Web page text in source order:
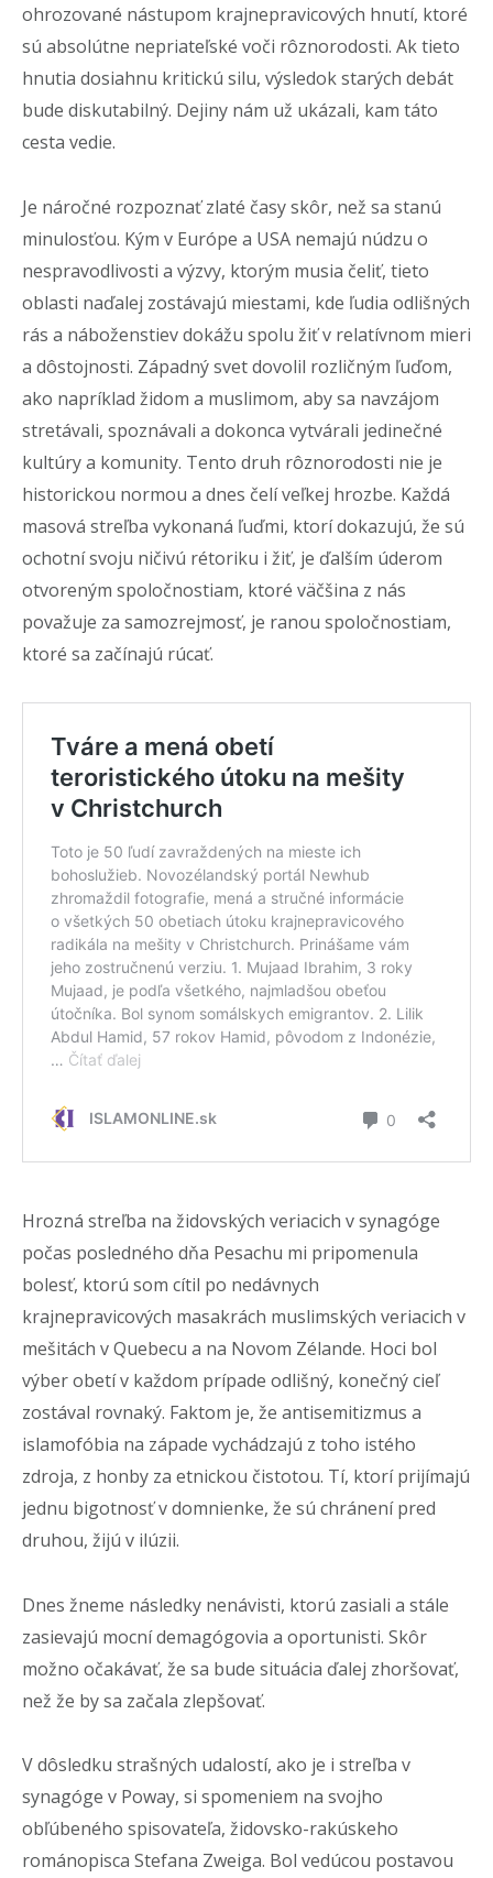
ohrozované nástupom krajnepravicových hnutí, ktoré
sú absolútne nepriateľské voči rôznorodosti. Ak tieto
hnutia dosiahnu kritickú silu, výsledok starých debát
bude diskutabilný. Dejiny nám už ukázali, kam táto
cesta vedie.
Je náročné rozpoznať zlaté časy skôr, než sa stanú
minulosťou. Kým v Európe a USA nemajú núdzu o
nespravodlivosti a výzvy, ktorým musia čeliť, tieto
oblasti naďalej zostávajú miestami, kde ľudia odlišných
rás a náboženstiev dokážu spolu žiť v relatívnom mieri
a dôstojnosti. Západný svet dovolil rozličným ľuďom,
ako napríklad židom a muslimom, aby sa navzájom
stretávali, spoznávali a dokonca vytvárali jedinečné
kultúry a komunity. Tento druh rôznorodosti nie je
historickou normou a dnes čelí veľkej hrozbe. Každá
masová streľba vykonaná ľuďmi, ktorí dokazujú, že sú
ochotní svoju ničivú rétoriku i žiť, je ďalším úderom
otvoreným spoločnostiam, ktoré väčšina z nás
považuje za samozrejmosť, je ranou spoločnostiam,
ktoré sa začínajú rúcať.
Hrozná streľba na židovských veriacich v synagóge
počas posledného dňa Pesachu mi pripomenula
bolesť, ktorú som cítil po nedávnych
krajnepravicových masakrách muslimských veriacich v
mešitách v Quebecu a na Novom Zélande. Hoci bol
výber obetí v každom prípade odlišný, konečný cieľ
zostával rovnaký. Faktom je, že antisemitizmus a
islamofóbia na západe vychádzajú z toho istého
zdroja, z honby za etnickou čistotou. Tí, ktorí prijímajú
jednu bigotnosť v domnienke, že sú chránení pred
druhou, žijú v ilúzii.
Dnes žneme následky nenávisti, ktorú zasiali a stále
zasievajú mocní demagógovia a oportunisti. Skôr
možno očakávať, že sa bude situácia ďalej zhoršovať,
než že by sa začala zlepšovať.
V dôsledku strašných udalostí, ako je i streľba v
synagóge v Poway, si spomeniem na svojho
obľúbeného spisovateľa, židovsko-rakúskeho
románopisca Stefana Zweiga. Bol vedúcou postavou